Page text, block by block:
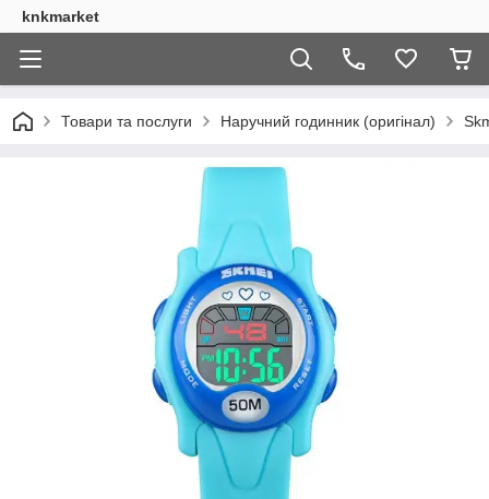
knkmarket
Товари та послуги Наручний годинник (оригінал)